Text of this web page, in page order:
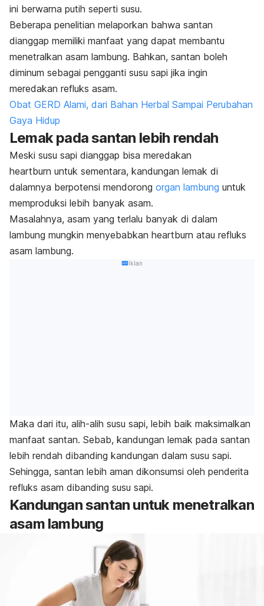
ini berwarna putih seperti susu.
Beberapa penelitian melaporkan bahwa santan
dianggap memiliki manfaat yang dapat membantu
menetralkan asam lambung. Bahkan, santan boleh
diminum sebagai pengganti susu sapi jika ingin
meredakan refluks asam.
Obat GERD Alami, dari Bahan Herbal Sampai Perubahan
Gaya Hidup
Lemak pada santan lebih rendah
Meski susu sapi dianggap bisa meredakan
heartburn untuk sementara, kandungan lemak di
dalamnya berpotensi mendorong organ lambung untuk
memproduksi lebih banyak asam.
Masalahnya, asam yang terlalu banyak di dalam
lambung mungkin menyebabkan heartburn atau refluks
asam lambung.
Iklan
Maka dari itu, alih-alih susu sapi, lebih baik maksimalkan
manfaat santan. Sebab, kandungan lemak pada santan
lebih rendah dibanding kandungan dalam susu sapi.
Sehingga, santan lebih aman dikonsumsi oleh penderita
refluks asam dibanding susu sapi.
Kandungan santan untuk menetralkan
asam lambung